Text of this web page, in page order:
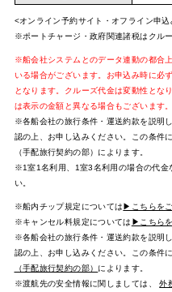
<オンライン予約サイト・オフライン申
※ポートチャージ・政府関連諸税はクル
※船会社システムとのデータ連動の都合
いる場合がございます。お申込み時に必
となります。クルーズ代金は変動性とな
は表示の金額と異なる場合もございます。
※各船会社の旅行条件・運送約款を説明
認の上、お申し込みください。この条件
（手配旅行契約の部）によります。
※1室1名利用、1室3名利用の場合の代金
い。
※船内チップ規定については ▶こちらを
※キャンセル料規定については ▶こちら
※各船会社の旅行条件・運送約款を説明
認の上、お申し込みください。この条件
（手配旅行契約の部） によります。
※渡航先の安全情報に関しましては、外